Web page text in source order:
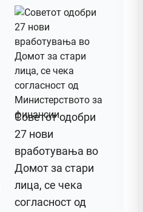
Советот одобри
27 нови
вработувања во
Домот за стари
лица, се чека
согласност од